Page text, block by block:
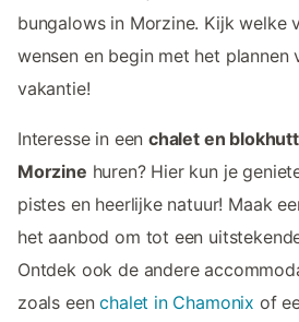
bungalows in Morzine. Kijk welke
wensen en begin met het plannen
vakantie!
Interesse in eenchalet en
Morzine huren? Hier kun je
pistes en heerlijke natuur! Maak
het aanbod om tot een
Ontdek ook de andere
zoals eenchalet in Chamonix of